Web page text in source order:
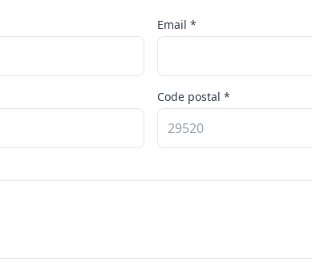
Email *
Code postal *